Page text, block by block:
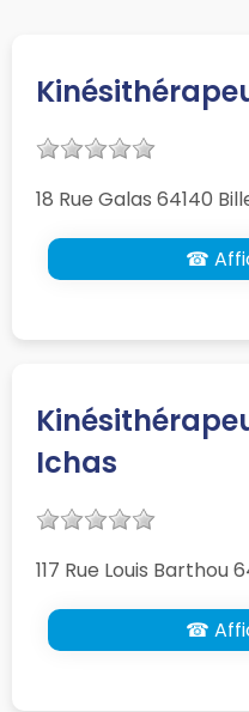
18 Rue Galas 64140
☎
Ichas
117 Rue Louis Barthou
☎